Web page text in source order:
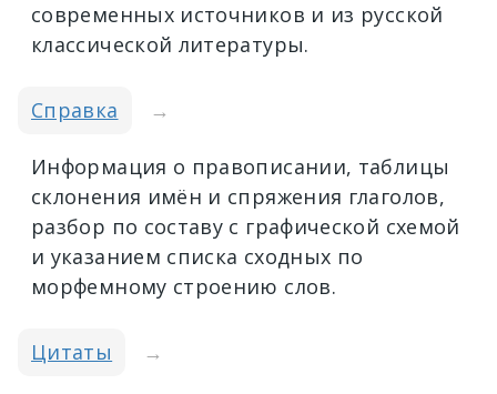
современных источников и из русской
классической литературы.
Справка →
Информация о правописании, таблицы
склонения имён и спряжения глаголов,
разбор по составу с графической схемой
и указанием списка сходных по
морфемному строению слов.
Цитаты →